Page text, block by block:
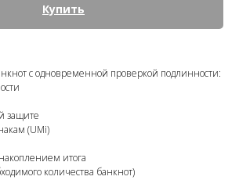
Купить
с одновременной проверкой подлинности:
защите
(UMi)
итога
количества банкнот)